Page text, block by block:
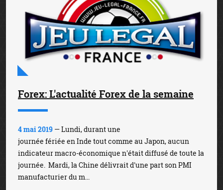
Forex: L'actualité Forex de la semaine
4 mai 2019 — Lundi, durant une
journée fériée en Inde tout comme au Japon, aucun
indicateur macro-économique n'était diffusé de toute la
journée. Mardi, la Chine délivrait d'une part son PMI
manufacturier du m...